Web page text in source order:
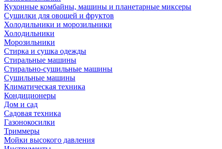
Кухонные комбайны, машины и планетарные миксеры
Сушилки для овощей и фруктов
Холодильники и морозильники
Холодильники
Морозильники
Стирка и сушка одежды
Стиральные машины
Стирально-сушильные машины
Сушильные машины
Климатическая техника
Кондиционеры
Дом и сад
Садовая техника
Газонокосилки
Триммеры
Мойки высокого давления